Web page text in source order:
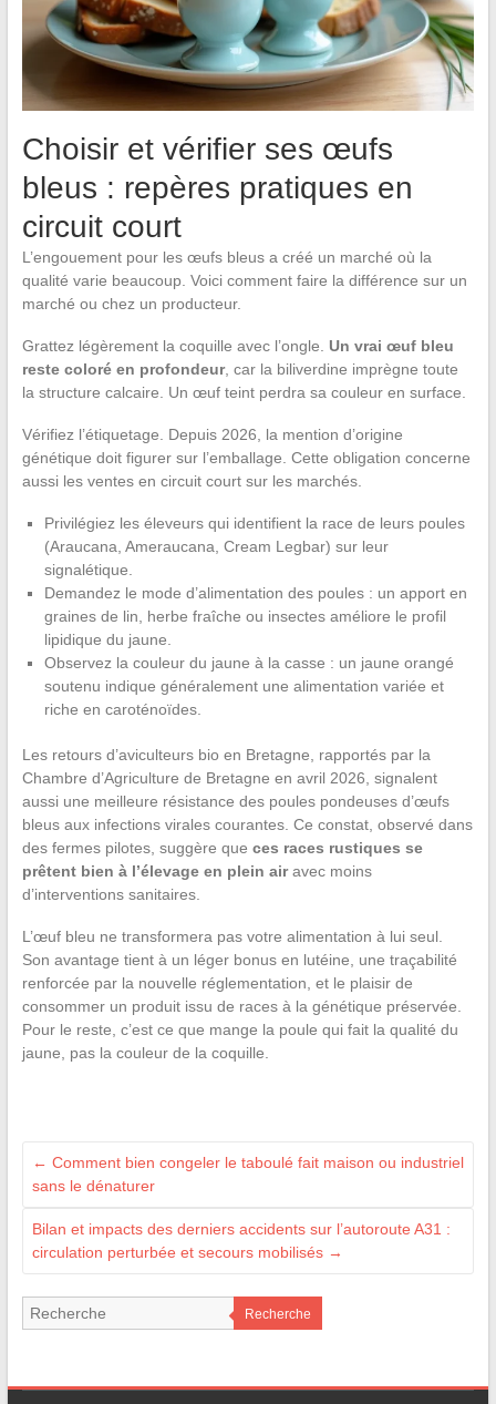
Choisir et vérifier ses œufs
bleus : repères pratiques en
circuit court
L’engouement pour les œufs bleus a créé un marché où la
qualité varie beaucoup. Voici comment faire la différence sur un
marché ou chez un producteur.
Grattez légèrement la coquille avec l’ongle. Un vrai œuf bleu
reste coloré en profondeur, car la biliverdine imprègne toute
la structure calcaire. Un œuf teint perdra sa couleur en surface.
Vérifiez l’étiquetage. Depuis 2026, la mention d’origine
génétique doit figurer sur l’emballage. Cette obligation concerne
aussi les ventes en circuit court sur les marchés.
Privilégiez les éleveurs qui identifient la race de leurs poules
(Araucana, Ameraucana, Cream Legbar) sur leur
signalétique.
Demandez le mode d’alimentation des poules : un apport en
graines de lin, herbe fraîche ou insectes améliore le profil
lipidique du jaune.
Observez la couleur du jaune à la casse : un jaune orangé
soutenu indique généralement une alimentation variée et
riche en caroténoïdes.
Les retours d’aviculteurs bio en Bretagne, rapportés par la
Chambre d’Agriculture de Bretagne en avril 2026, signalent
aussi une meilleure résistance des poules pondeuses d’œufs
bleus aux infections virales courantes. Ce constat, observé dans
des fermes pilotes, suggère que ces races rustiques se
prêtent bien à l’élevage en plein airavec moins
d’interventions sanitaires.
L’œuf bleu ne transformera pas votre alimentation à lui seul.
Son avantage tient à un léger bonus en lutéine, une traçabilité
renforcée par la nouvelle réglementation, et le plaisir de
consommer un produit issu de races à la génétique préservée.
Pour le reste, c’est ce que mange la poule qui fait la qualité du
jaune, pas la couleur de la coquille.
← Comment bien congeler le taboulé fait maison ou industriel
sans le dénaturer
Bilan et impacts des derniers accidents sur l’autoroute A31 :
circulation perturbée et secours mobilisés →
Recherche